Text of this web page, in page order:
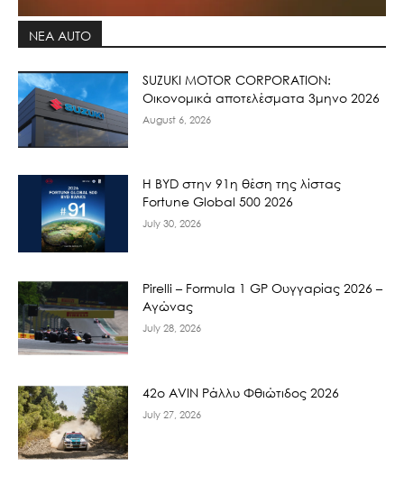
ΝΕΑ AUTO
SUZUKI MOTOR CORPORATION:
Οικονομικά αποτελέσματα 3μηνο 2026
August 6, 2026
Η BYD στην 91η θέση της λίστας
Fortune Global 500 2026
July 30, 2026
Pirelli – Formula 1 GP Ουγγαρίας 2026 –
Αγώνας
July 28, 2026
42ο AVIN Ράλλυ Φθιώτιδος 2026
July 27, 2026